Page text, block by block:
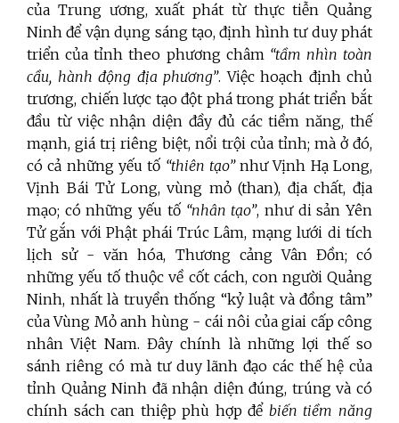
của Trung ương, xuất phát từ thực tiễn Quảng
Ninh để vận dụng sáng tạo, định hình tư duy phát
triển của tỉnh theo phương châm “tầm nhìn toàn
cầu, hành động địa phương”. Việc hoạch định chủ
trương, chiến lược tạo đột phá trong phát triển bắt
đầu từ việc nhận diện đầy đủ các tiềm năng, thế
mạnh, giá trị riêng biệt, nổi trội của tỉnh; mà ở đó,
có cả những yếu tố “thiên tạo”như Vịnh Hạ Long,
Vịnh Bái Tử Long, vùng mỏ (than), địa chất, địa
mạo; có những yếu tố “nhân tạo”, như di sản Yên
Tử gắn với Phật phái Trúc Lâm, mạng lưới di tích
lịch sử - văn hóa, Thương cảng Vân Đồn; có
những yếu tố thuộc về cốt cách, con người Quảng
Ninh, nhất là truyền thống “kỷ luật và đồng tâm”
của Vùng Mỏ anh hùng - cái nôi của giai cấp công
nhân Việt Nam. Đây chính là những lợi thế so
sánh riêng có mà tư duy lãnh đạo các thế hệ của
tỉnh Quảng Ninh đã nhận diện đúng, trúng và có
chính sách can thiệp phù hợp để biến tiềm năng